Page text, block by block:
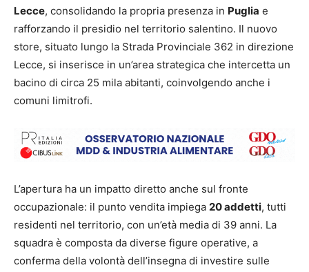
Lecce, consolidando la propria presenza in Puglia e
rafforzando il presidio nel territorio salentino. Il nuovo
store, situato lungo la Strada Provinciale 362 in direzione
Lecce, si inserisce in un’area strategica che intercetta un
bacino di circa 25 mila abitanti, coinvolgendo anche i
comuni limitrofi.
L’apertura ha un impatto diretto anche sul fronte
occupazionale: il punto vendita impiega 20 addetti, tutti
residenti nel territorio, con un’età media di 39 anni. La
squadra è composta da diverse figure operative, a
conferma della volontà dell’insegna di investire sulle